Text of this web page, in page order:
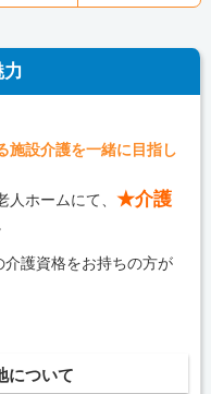
施設介護を一緒に目指し
人ホームにて、★介護
介護資格をお持ちの方が
について